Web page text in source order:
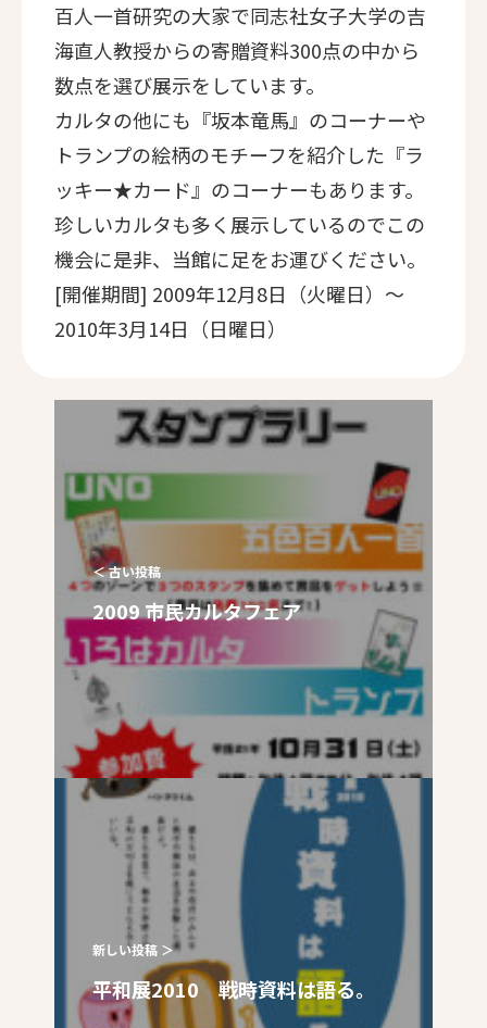
百人一首研究の大家で同志社女子大学の吉
海直人教授からの寄贈資料300点の中から
数点を選び展示をしています。
カルタの他にも『坂本竜馬』のコーナーや
トランプの絵柄のモチーフを紹介した『ラ
ッキー★カード』のコーナーもあります。
珍しいカルタも多く展示しているのでこの
機会に是非、当館に足をお運びください。
[開催期間] 2009年12月8日（火曜日）～
2010年3月14日（日曜日）
＜ 古い投稿
2009 市民カルタフェア
新しい投稿 ＞
平和展2010 戦時資料は語る。